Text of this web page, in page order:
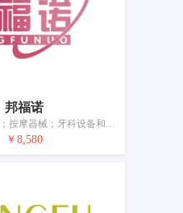
邦福诺
医疗器械和仪器；按摩器械；牙科设备和仪器；理疗设备；助听器；口罩；吸奶器；奶瓶；矫形用物品；缝合材料
￥8,580